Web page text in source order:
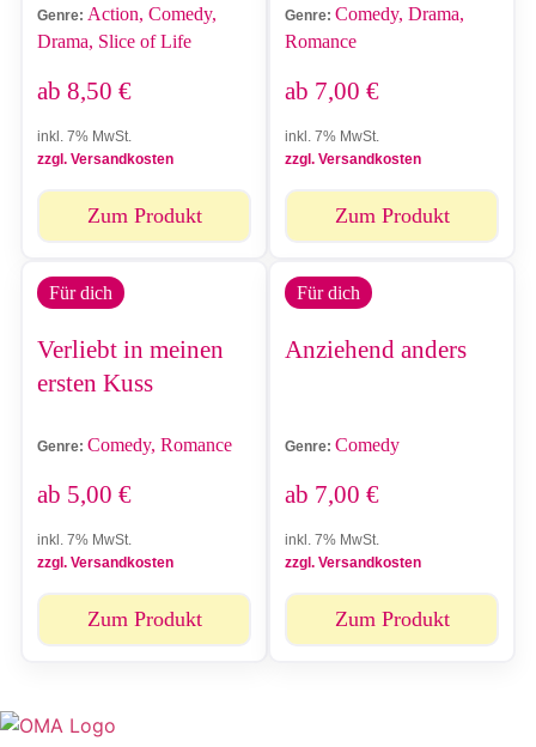
Genre: Action, Comedy,
Drama, Slice of Life
ab 8,50 €
inkl. 7% MwSt.
zzgl. Versandkosten
Zum Produkt
Genre: Comedy, Drama,
Romance
ab 7,00 €
inkl. 7% MwSt.
zzgl. Versandkosten
Zum Produkt
Für dich
Verliebt in meinen
ersten Kuss
Genre: Comedy, Romance
ab 5,00 €
inkl. 7% MwSt.
zzgl. Versandkosten
Zum Produkt
Für dich
Anziehend anders
Genre: Comedy
ab 7,00 €
inkl. 7% MwSt.
zzgl. Versandkosten
Zum Produkt